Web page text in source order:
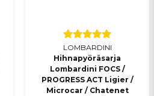
LOMBARDINI
Hihnapyöräsarja
Lombardini FOCS /
PROGRESS ACT Ligier /
Microcar / Chatenet